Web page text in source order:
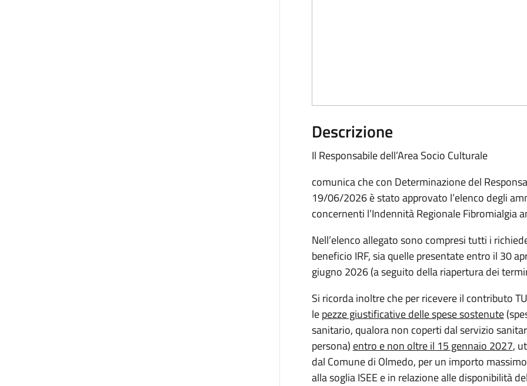
Descrizione
Il Responsabile dell’Area Socio Culturale
comunica che con Determinazione del
19/06/2026 è stato approvato l’elenco degli
concernenti l’Indennità Regionale Fibromialgia
Nell’elenco allegato sono compresi tutti i
beneficio IRF, sia quelle presentate entro il 30
giugno 2026 (a seguito della riapertura dei
Si ricorda inoltre che per ricevere il contributo
lepezze giustificative delle spese sostenute
sanitario, qualora non coperti dal servizio
persona) entro e non oltre il 15 gennaio 2027,
dal Comune di Olmedo, per un importo
alla soglia ISEE e in relazione alle disponibilità